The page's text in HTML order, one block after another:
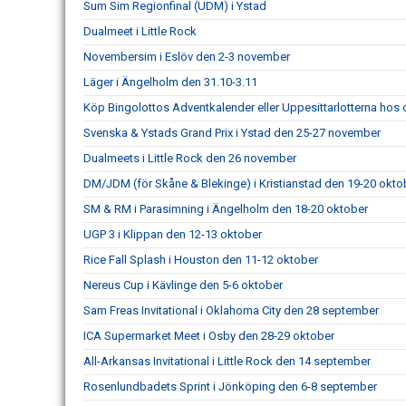
Sum Sim Regionfinal (UDM) i Ystad
Dualmeet i Little Rock
Novembersim i Eslöv den 2-3 november
Läger i Ängelholm den 31.10-3.11
Köp Bingolottos Adventkalender eller Uppesittarlotterna hos
Svenska & Ystads Grand Prix i Ystad den 25-27 november
Dualmeets i Little Rock den 26 november
DM/JDM (för Skåne & Blekinge) i Kristianstad den 19-20
SM & RM i Parasimning i Ängelholm den 18-20 oktober
UGP 3 i Klippan den 12-13 oktober
Rice Fall Splash i Houston den 11-12 oktober
Nereus Cup i Kävlinge den 5-6 oktober
Sam Freas Invitational i Oklahoma City den 28 september
ICA Supermarket Meet i Osby den 28-29 oktober
All-Arkansas Invitational i Little Rock den 14 september
Rosenlundbadets Sprint i Jönköping den 6-8 september